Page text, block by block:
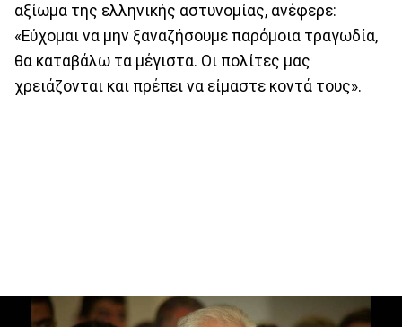
αξίωμα της ελληνικής αστυνομίας, ανέφερε:
«Εύχομαι να μην ξαναζήσουμε παρόμοια τραγωδία,
θα καταβάλω τα μέγιστα. Οι πολίτες μας
χρειάζονται και πρέπει να είμαστε κοντά τους».